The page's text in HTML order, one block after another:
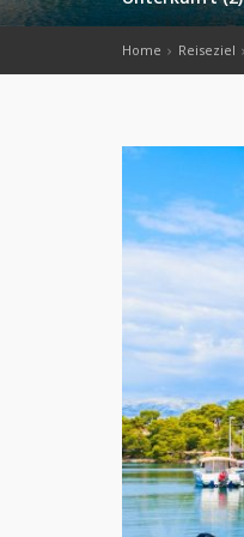
Home Reiseziel